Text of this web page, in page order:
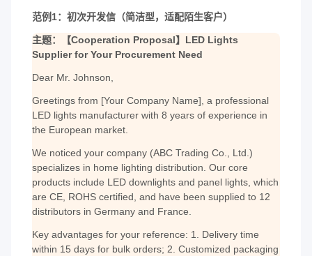
范例1：初次开发信（简洁型，适配陌生客户）
主题：【Cooperation Proposal】LED Lights
Supplier for Your Procurement Need
Dear Mr. Johnson,
Greetings from [Your Company Name], a professional
LED lights manufacturer with 8 years of experience in
the European market.
We noticed your company (ABC Trading Co., Ltd.)
specializes in home lighting distribution. Our core
products include LED downlights and panel lights, which
are CE, ROHS certified, and have been supplied to 12
distributors in Germany and France.
Key advantages for your reference: 1. Delivery time
within 15 days for bulk orders; 2. Customized packaging